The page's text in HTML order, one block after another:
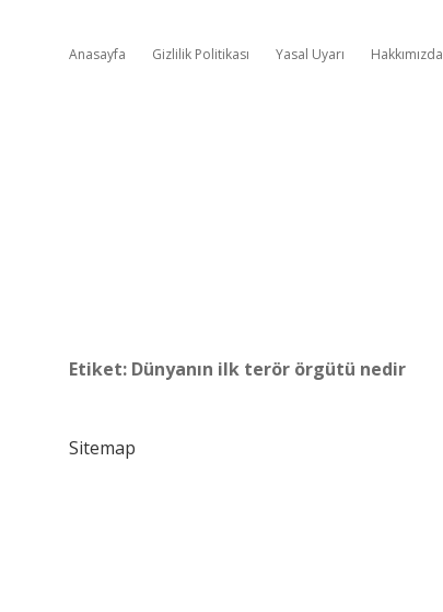
Anasayfa Gizlilik Politikası Yasal Uyarı Hakkımızda
Etiket: Dünyanın ilk terör örgütü nedir
Sitemap